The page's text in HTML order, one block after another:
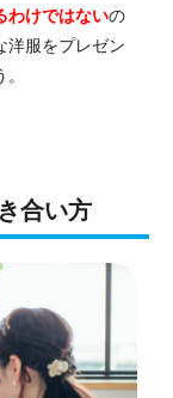
わけではないの
洋服をプレゼン
合い方